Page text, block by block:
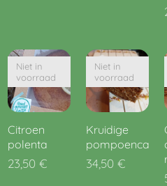
Citroen
polenta
Niet in
voorraad
23,50 €
Kruidige
pompoencake
Niet in
voorraad
34,50 €